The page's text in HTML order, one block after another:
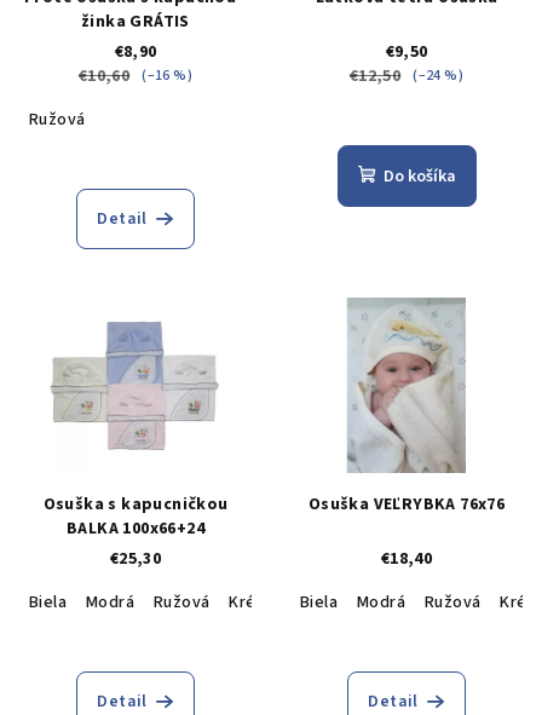
žinka GRÁTIS
€8,90
€10,60 (–16 %)
Ružová
Detail
€9,50
€12,50 (–24 %)
Do košíka
Osuška s kapucničkou
BALKA 100x66+24
€25,30
Biela
Modrá Ružová Krémová
Detail
Osuška VEĽRYBKA 76x76
€18,40
Biela
Modrá Ružová
Detail